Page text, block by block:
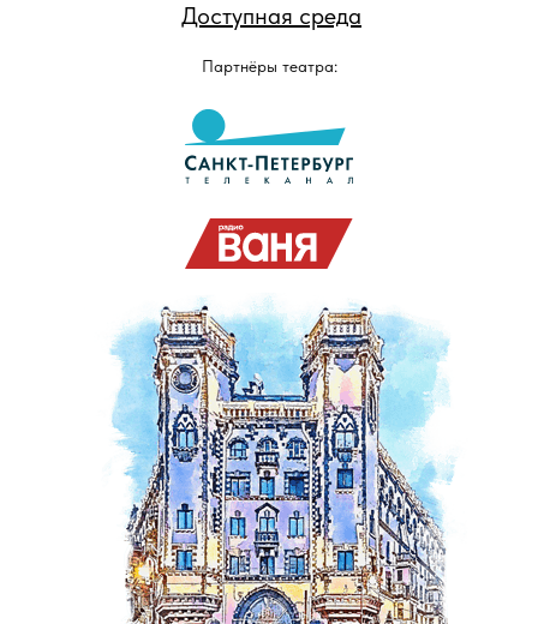
Партнёры театра:
Доступная среда